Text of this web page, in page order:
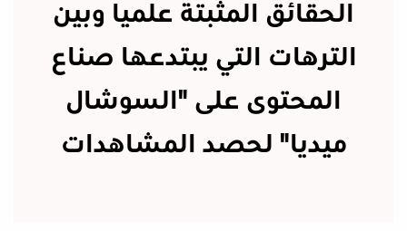
الحقائق المثبتة علميا وبين
الترهات التي يبتدعها صناع
المحتوى على "السوشال
ميديا" لحصد المشاهدات